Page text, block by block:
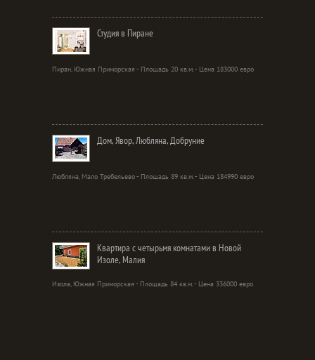
Студия в Пиране
Пиран, Южная Приморская - Площадь 20 кв.м. - Цена 183000 евро
Дом, Явор, Любляна, Добруние
Любляна, Мало Требельево - Площадь 89 кв.м. - Цена 184990 евро
Квартира с четырьмя комнатами в Новой
Изоле, Малия
Изола, Южная Приморская - Площадь 84 кв.м. - Цена 336000 евро